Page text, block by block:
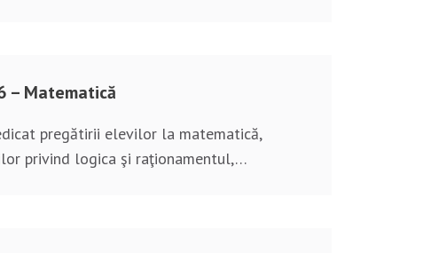
– Matematică
pregătirii elevilor la matematică,
privind logica şi raţionamentul,…